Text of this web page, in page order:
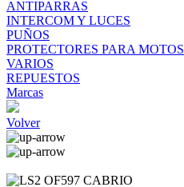
ANTIPARRAS
INTERCOM Y LUCES
PUÑOS
PROTECTORES PARA MOTOS
VARIOS
REPUESTOS
Marcas
Volver